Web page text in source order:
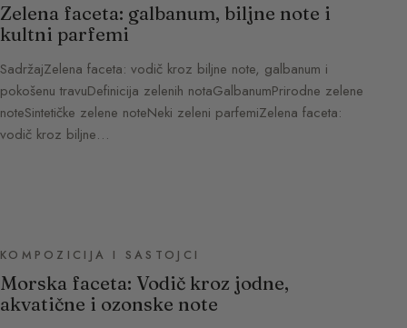
Zelena faceta: galbanum, biljne note i
kultni parfemi
SadržajZelena faceta: vodič kroz biljne note, galbanum i
pokošenu travuDefinicija zelenih notaGalbanumPrirodne zelene
noteSintetičke zelene noteNeki zeleni parfemiZelena faceta:
vodič kroz biljne…
KOMPOZICIJA I SASTOJCI
Morska faceta: Vodič kroz jodne,
akvatične i ozonske note